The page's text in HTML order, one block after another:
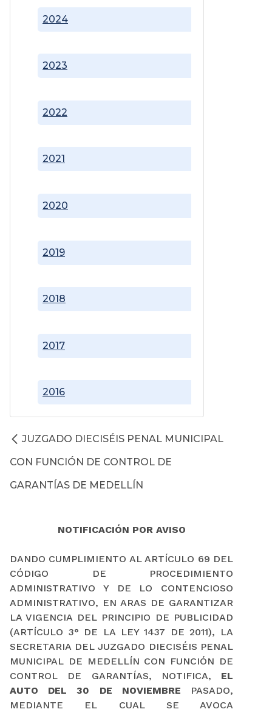
2016
2017
2018
2019
2020
2021
2022
2023
2024
JUZGADO DIECISÉIS PENAL MUNICIPAL
CON FUNCIÓN DE CONTROL DE
GARANTÍAS DE MEDELLÍN
NOTIFICACIÓN POR AVISO
DANDO CUMPLIMIENTO AL ARTÍCULO 69 DEL
CÓDIGO DE PROCEDIMIENTO
ADMINISTRATIVO Y DE LO CONTENCIOSO
ADMINISTRATIVO, EN ARAS DE GARANTIZAR
LA VIGENCIA DEL PRINCIPIO DE PUBLICIDAD
(ARTÍCULO 3° DE LA LEY 1437 DE 2011), LA
SECRETARIA DEL JUZGADO DIECISÉIS PENAL
MUNICIPAL DE MEDELLÍN CON FUNCIÓN DE
CONTROL DE GARANTÍAS, NOTIFICA, EL
AUTO DEL 30 DE NOVIEMBRE PASADO,
MEDIANTE EL CUAL SE AVOCA